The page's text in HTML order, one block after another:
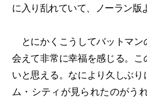
に入り乱れていて、ノーラン版
とにかくこうしてバットマン
会えて非常に幸福を感じる。
いと思える。なにより久しぶ
ム・シティが見られたのがう